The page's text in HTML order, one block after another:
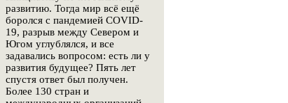
развитию. Тогда мир всё ещё
боролся с пандемией COVID-
19, разрыв между Севером и
Югом углублялся, и все
задавались вопросом: есть ли у
развития будущее? Пять лет
спустя ответ был получен.
Более 130 стран и